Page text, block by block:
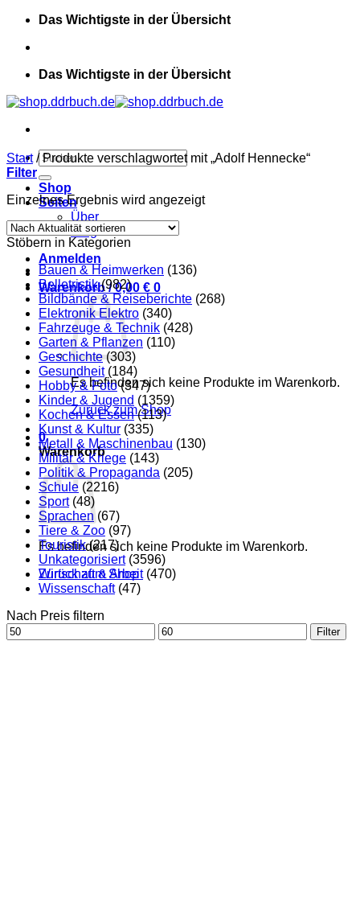
Zum
springen
Das Wichtigste in der Übersicht
Das Wichtigste in der Übersicht
Suchen
nach:
Shop
Seiten
Über
Blog
Anmelden
Warenkorb /0,00 € 0
Es befinden sich keine Produkte im Warenkorb.
Zurück zum Shop
0
Warenkorb
Es befinden sich keine Produkte im Warenkorb.
Zurück zum Shop
Start /Produkte verschlagwortet mit „Adolf Hennecke“
Filter
Einzelnes Ergebnis wird angezeigt
Stöbern in Kategorien
Bauen & Heimwerken (136)
Belletristik (982)
Bildbände & Reiseberichte (268)
Elektronik Elektro (340)
Fahrzeuge & Technik (428)
Garten & Pflanzen (110)
Geschichte (303)
Gesundheit (184)
Hobby & Foto (347)
Kinder & Jugend (1359)
Kochen & Essen (113)
Kunst & Kultur (335)
Metall & Maschinenbau (130)
Militär & Kriege (143)
Politik & Propaganda (205)
Schule (2216)
Sport (48)
Sprachen (67)
Tiere & Zoo (97)
Touristik (217)
Unkategorisiert (3596)
Wirtschaft & Arbeit (470)
Wissenschaft (47)
Nach Preis filtern
Min.
Preis
Max.
Preis
Filter